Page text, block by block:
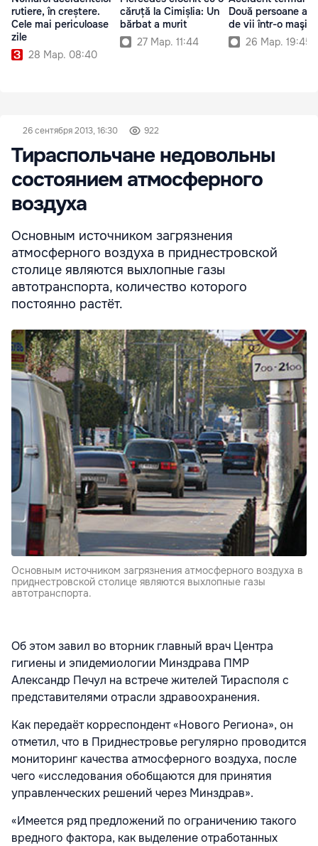
rutiere, în creștere.
Cele mai periculoase
zile
28 Мар. 08:40
căruță la Cimișlia: Un
bărbat a murit
27 Мар. 11:44
Două persoane au
de vii într-o maşină
26 Мар. 19:45
26 сентября 2013, 16:30 922
Тираспольчане недовольны
состоянием атмосферного
воздуха
Основным источником загрязнения
атмосферного воздуха в приднестровской
столице являются выхлопные газы
автотранспорта, количество которого
постоянно растёт.
Основным источником загрязнения атмосферного воздуха в
приднестровской столице являются выхлопные газы
автотранспорта.
Об этом завил во вторник главный врач Центра
гигиены и эпидемиологии Минздрава ПМР
Александр Печул на встрече жителей Тирасполя с
представителями отрасли здравоохранения.
Как передаёт корреспондент «Нового Региона», он
отметил, что в Приднестровье регулярно проводится
мониторинг качества атмосферного воздуха, после
чего «исследования обобщаются для принятия
управленческих решений через Минздрав».
«Имеется ряд предложений по ограничению такого
вредного фактора, как выделение отработанных